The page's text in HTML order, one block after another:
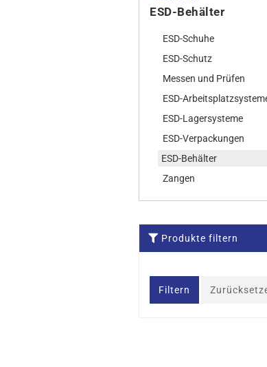
ESD-Behälter
ESD-Schuhe
ESD-Schutz
Messen und Prüfen
ESD-
ESD-Lagersysteme
ESD-Verpackungen
ESD-Behälter
Zangen
Produkte filtern
Filtern